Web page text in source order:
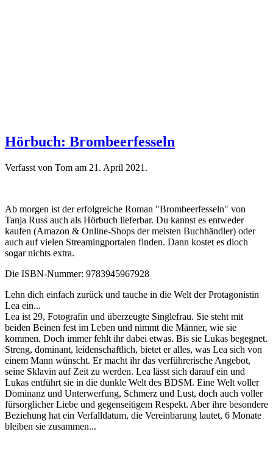
Hörbuch: Brombeerfesseln
Verfasst von Tom am 21. April 2021 .
Ab morgen ist der erfolgreiche Roman "Brombeerfesseln" von
Tanja Russ auch als Hörbuch lieferbar. Du kannst es entweder
kaufen (Amazon & Online-Shops der meisten Buchhändler) oder
auch auf vielen Streamingportalen finden. Dann kostet es dioch
sogar nichts extra.
Die ISBN-Nummer: 9783945967928
Lehn dich einfach zurück und tauche in die Welt der Protagonistin
Lea ein...
Lea ist 29, Fotografin und überzeugte Singlefrau. Sie steht mit
beiden Beinen fest im Leben und nimmt die Männer, wie sie
kommen. Doch immer fehlt ihr dabei etwas. Bis sie Lukas begegnet.
Streng, dominant, leidenschaftlich, bietet er alles, was Lea sich von
einem Mann wünscht. Er macht ihr das verführerische Angebot,
seine Sklavin auf Zeit zu werden. Lea lässt sich darauf ein und
Lukas entführt sie in die dunkle Welt des BDSM. Eine Welt voller
Dominanz und Unterwerfung, Schmerz und Lust, doch auch voller
fürsorglicher Liebe und gegenseitigem Respekt. Aber ihre besondere
Beziehung hat ein Verfalldatum, die Vereinbarung lautet, 6 Monate
bleiben sie zusammen...